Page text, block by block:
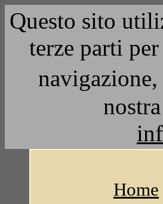
Questo sito
terze parti
Home